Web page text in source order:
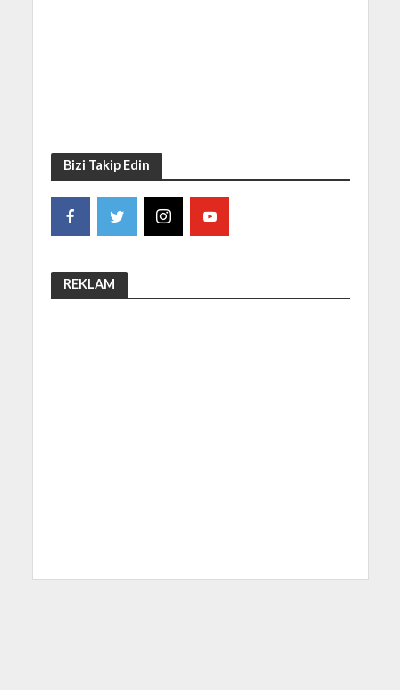
Bizi Takip Edin
REKLAM